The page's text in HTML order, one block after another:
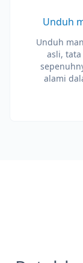
Unduh
Unduh
asli,
alami